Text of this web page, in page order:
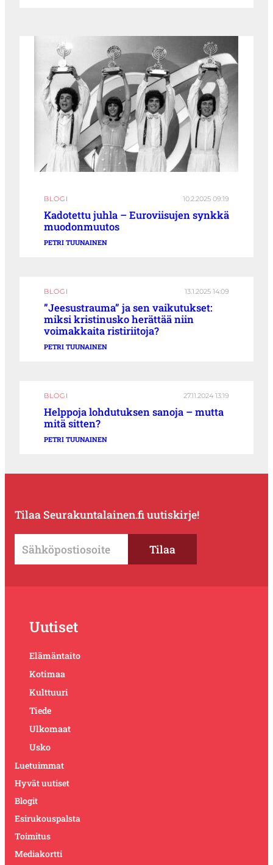
BLOGI 10.2.2025 09:19
Kadotettu juhla – Euroviisujen synkkä
muodonmuutos
PETRI TUUNAINEN
BLOGI 13.1.2025 14:09
”Jeesustrauma” ja sen vaikutukset:
miksi kristinusko herättää niin
voimakkaita ristiriitoja?
PETRI TUUNAINEN
BLOGI 27.11.2024 13:19
Helppoja lohdutuksen sanoja – mutta
mitä sitten?
PETRI TUUNAINEN
Tilaa Seurakuntalainen.fi uutiskirje!
Uutiset
Elämäntaito
Kotimaa
Kulttuuri
Tiede
Ulkomaat
Usko
Luetuimmat
Hyvät uutiset
Blogit
Esirukouspalsta
Toimitus
Mediakortti